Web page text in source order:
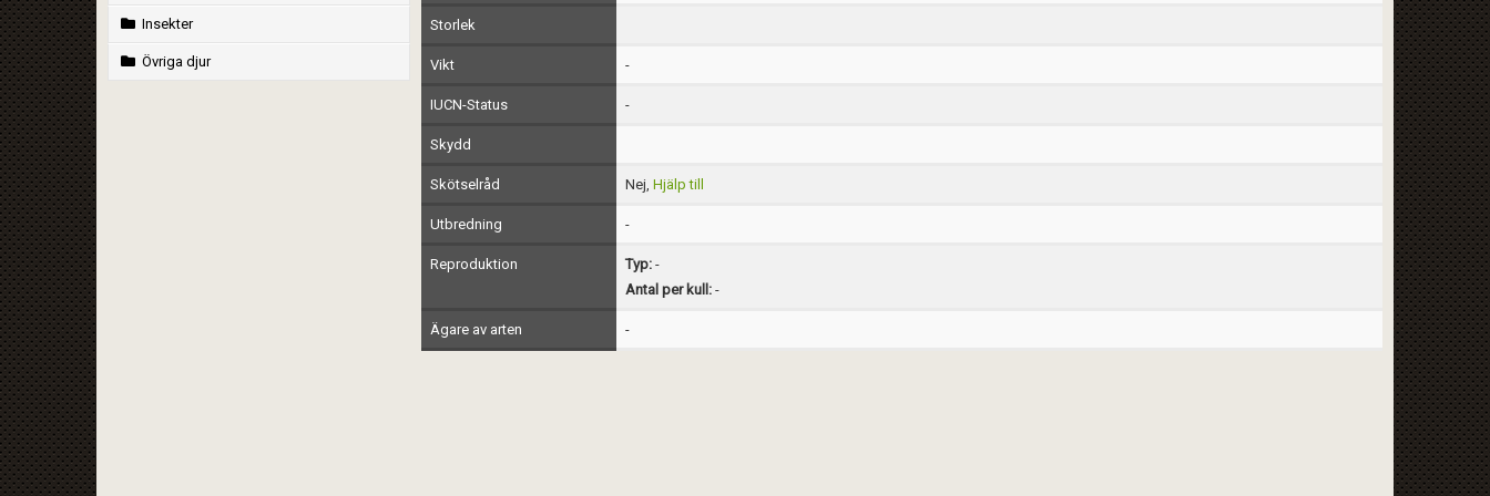
Insekter
Övriga djur
Storlek
Vikt -
IUCN-Status -
Skydd
Skötselråd Nej, Hjälp till
Utbredning -
Reproduktion Typ:-
Antal per kull:-
Ägare av arten -